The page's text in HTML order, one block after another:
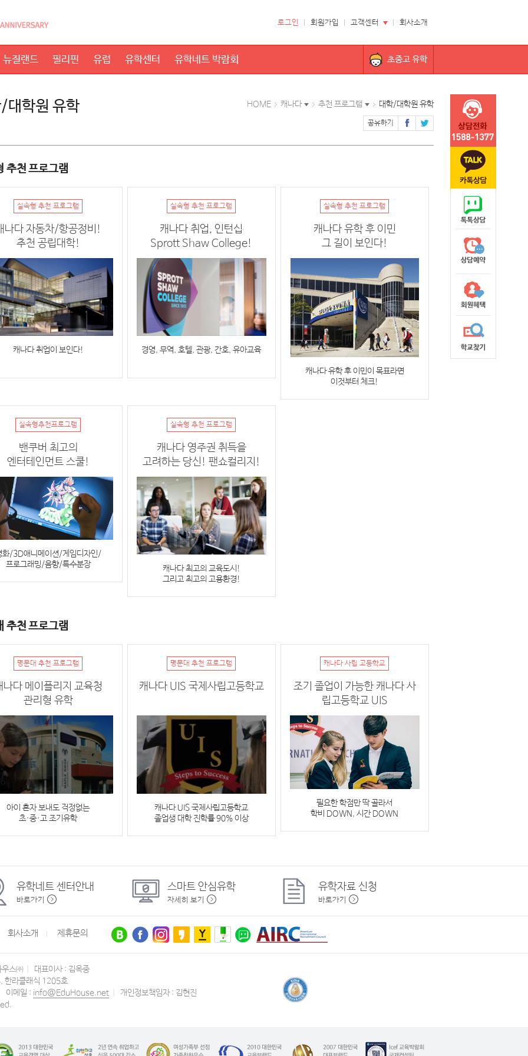
로그인 회원가입 고객센터 회사소개
뉴질랜드 필리핀 유럽 유학센터 유학네트 박람회 초중고 유학
HOME 캐나다 추천 프로그램 대학/대학원 유학
공유하기
대학원 유학
추천 프로그램
실속형 추천 프로그램
나다 자동차/항공정비!
추천 공립대학!
캐나다 취업이 보인다!
실속형 추천 프로그램
캐나다 취업, 인턴십
Sprott Shaw College!
경영, 무역, 호텔, 관광, 간호, 유아교육
실속형 추천 프로그램
캐나다 유학 후 이민
그 길이 보인다!
캐나다 유학 후 이민이 목표라면
이것부터 체크!
실속형추천프로그램
밴쿠버 최고의
엔터테인먼트 스쿨!
화/3D애니메이션/게임디자인/
프로그래밍/음향/특수분장
실속형 추천 프로그램
캐나다 영주권 취득을
고려하는 당신! 팬쇼컬리지!
캐나다 최고의 교육도시!
그리고 최고의 고용환경!
추천 프로그램
명문대 추천 프로그램
나다 메이플리지 교육청
관리형 유학
아이 혼자 보내도 걱정없는
초·중·고 조기유학
명문대 추천 프로그램
캐나다 UIS 국제사립고등학교
캐나다 UIS 국제사립고등학교
졸업생 대학 진학률 90% 이상
캐나다 사립 고등학교
조기 졸업이 가능한 캐나다 사
립고등학교 UIS
필요한 학점만 딱 골라서
학비 DOWN, 시간 DOWN
유학네트 센터안내
바로가기
스마트 안심유학
자세히 보기
유학자료 신청
바로가기
회사소개 제휴문의
스㈜
대표이사 : 김옥중
한라클래식 1205호
이메일 : info@EduHouse.net
개인정보책임자 : 김현진